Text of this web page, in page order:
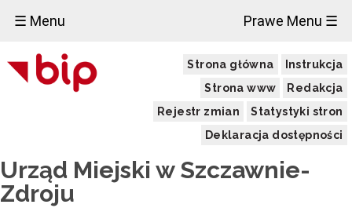
☰ Menu Prawe Menu ☰
Strona główna
Instrukcja
Strona www
Redakcja
Rejestr zmian
Statystyki stron
Deklaracja dostępności
Urząd Miejski w Szczawnie-
Zdroju